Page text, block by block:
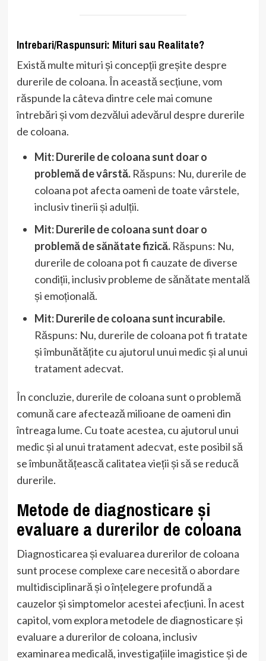
Intrebari/Raspunsuri: Mituri sau Realitate?
Există multe mituri și concepții greșite despre
durerile de coloana. În această secțiune, vom
răspunde la câteva dintre cele mai comune
întrebări și vom dezvălui adevărul despre durerile
de coloana.
Mit: Durerile de coloana sunt doar o
problemă de vârstă.Răspuns: Nu, durerile de
coloana pot afecta oameni de toate vârstele,
inclusiv tinerii și adulții.
Mit: Durerile de coloana sunt doar o
problemă de sănătate fizică.Răspuns: Nu,
durerile de coloana pot fi cauzate de diverse
condiții, inclusiv probleme de sănătate mentală
și emoțională.
Mit: Durerile de coloana sunt incurabile.
Răspuns: Nu, durerile de coloana pot fi tratate
și îmbunătățite cu ajutorul unui medic și al unui
tratament adecvat.
În concluzie, durerile de coloana sunt o problemă
comună care afectează milioane de oameni din
întreaga lume. Cu toate acestea, cu ajutorul unui
medic și al unui tratament adecvat, este posibil să
se îmbunătățească calitatea vieții și să se reducă
durerile.
Metode de diagnosticare și
evaluare a durerilor de coloana
Diagnosticarea și evaluarea durerilor de coloana
sunt procese complexe care necesită o abordare
multidisciplinară și o înțelegere profundă a
cauzelor și simptomelor acestei afecțiuni. În acest
capitol, vom explora metodele de diagnosticare și
evaluare a durerilor de coloana, inclusiv
examinarea medicală, investigațiile imagistice și de